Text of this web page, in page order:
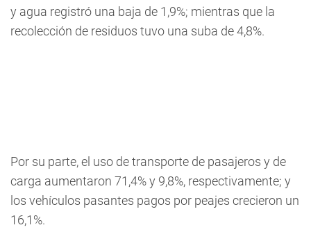
y agua registró una baja de 1,9%; mientras que la
recolección de residuos tuvo una suba de 4,8%.
Por su parte, el uso de transporte de pasajeros y de
carga aumentaron 71,4% y 9,8%, respectivamente; y
los vehículos pasantes pagos por peajes crecieron un
16,1%.